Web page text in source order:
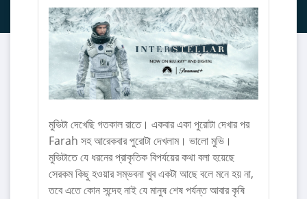
মুভিটা দেখেছি গতকাল রাতে। একবার একা পুরোটা দেখার পর
Farah সহ আরেকবার পুরোটা দেখলাম। ভালো মুভি।
মুভিটাতে যে ধরনের প্রাকৃতিক বিপর্যয়ের কথা বলা হয়েছে
সেরকম কিছু হওয়ার সম্ভবনা খুব একটা আছে বলে মনে হয় না,
তবে এতে কোন সন্দেহ নাই যে মানুষ শেষ পর্যন্ত আবার কৃষি